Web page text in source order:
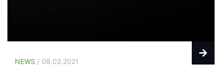
NEWS / 08.02.2021